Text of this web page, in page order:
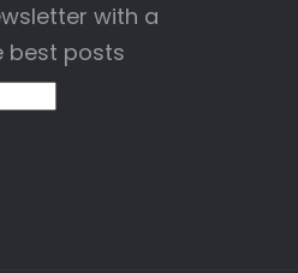
with a
best posts